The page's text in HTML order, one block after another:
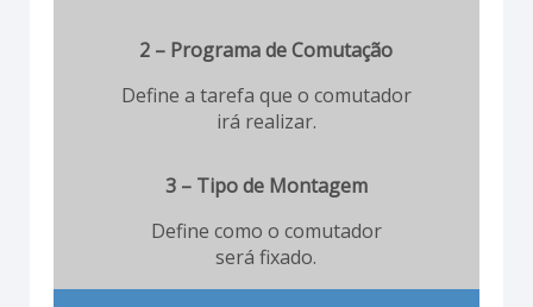
2 – Programa de Comutação
Define a tarefa que o comutador
irá realizar.
3 – Tipo de Montagem
Define como o comutador
será fixado.